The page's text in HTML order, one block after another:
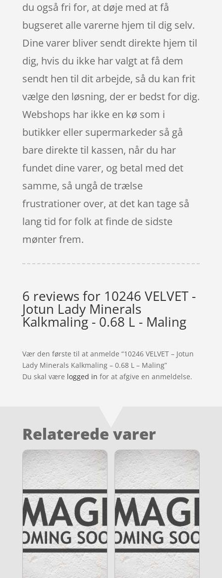
du også fri for, at døje med at få
bugseret alle varerne hjem til dig selv.
Dine varer bliver sendt direkte hjem til
dig, hvis du ikke har valgt at få dem
sendt hen til dit arbejde, så du kan frit
vælge den løsning, der er bedst for dig.
Webshops har ikke en kø som i
butikker eller supermarkeder så gå
bare direkte til kassen, når du har
fundet dine varer, og betal med det
samme, så ungå de trælse
frustrationer over, at det kan tage så
lang tid for folk at finde de sidste
mønter frem.
6 reviews for 10246 VELVET -
Jotun Lady Minerals
Kalkmaling - 0.68 L - Maling
Vær den første til at anmelde “10246 VELVET – Jotun
Lady Minerals Kalkmaling – 0.68 L – Maling”
Du skal være logged in for at afgive en anmeldelse.
Relaterede varer